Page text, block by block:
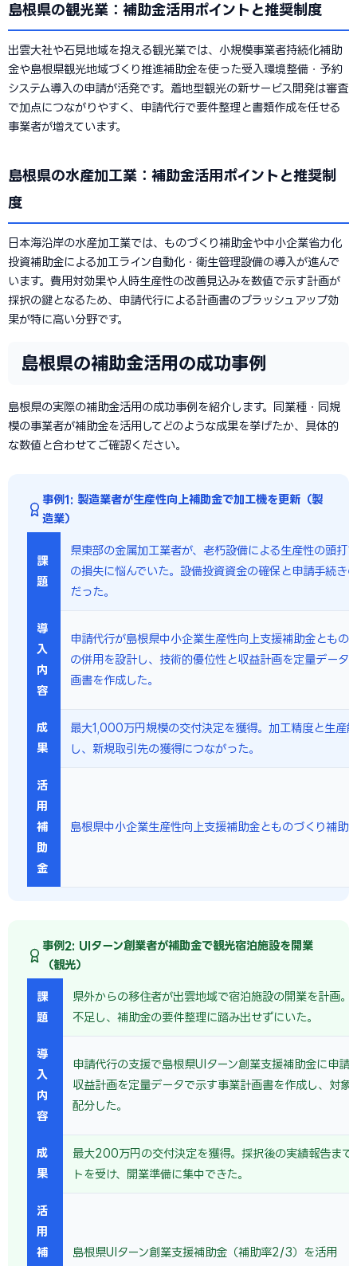
島根県の観光業：補助金活用ポイントと推奨制度
出雲大社や石見地域を抱える観光業では、小規模事業者持続化補助
金や島根県観光地域づくり推進補助金を使った受入環境整備・予約
システム導入の申請が活発です。着地型観光の新サービス開発は審査
で加点につながりやすく、申請代行で要件整理と書類作成を任せる
事業者が増えています。
島根県の水産加工業：補助金活用ポイントと推奨制
度
日本海沿岸の水産加工業では、ものづくり補助金や中小企業省力化
投資補助金による加工ライン自動化・衛生管理設備の導入が進んで
います。費用対効果や人時生産性の改善見込みを数値で示す計画が
採択の鍵となるため、申請代行による計画書のブラッシュアップ効
果が特に高い分野です。
島根県の補助金活用の成功事例
島根県の実際の補助金活用の成功事例を紹介します。同業種・同規
模の事業者が補助金を活用してどのような成果を挙げたか、具体的
な数値と合わせてご確認ください。
事例1: 製造業者が生産性向上補助金で加工機を更新（製
造業）
課
題
県東部の金属加工業者が、老朽設備による生産性の頭打
の損失に悩んでいた。設備投資資金の確保と申請手続き
だった。
導
入
内
容
申請代行が島根県中小企業生産性向上支援補助金ともの
の併用を設計し、技術的優位性と収益計画を定量データ
画書を作成した。
成
果
最大1,000万円規模の交付決定を獲得。加工精度と生産
し、新規取引先の獲得につながった。
活
用
補
助
金
島根県中小企業生産性向上支援補助金とものづくり補助
事例2: UIターン創業者が補助金で観光宿泊施設を開業
（観光）
課
題
県外からの移住者が出雲地域で宿泊施設の開業を計画。
不足し、補助金の要件整理に踏み出せずにいた。
導
入
内
容
申請代行の支援で島根県UIターン創業支援補助金に申請
収益計画を定量データで示す事業計画書を作成し、対象
配分した。
成
果
最大200万円の交付決定を獲得。採択後の実績報告まで
トを受け、開業準備に集中できた。
活
用
補
島根県UIターン創業支援補助金（補助率2/3）を活用